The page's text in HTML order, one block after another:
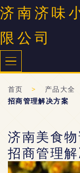
济南济味
限公司
首页 > 产品大全
招商管理解决方案
济南美食
招商管理